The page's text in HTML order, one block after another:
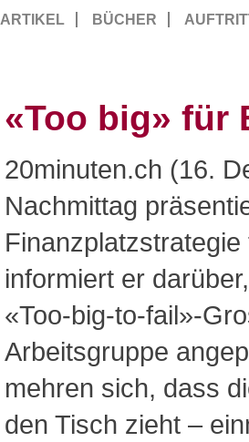
ARTIKEL BÜCHER
«Too big» für
20minuten.ch (16.
Nachmittag
informiert er
«Too-big-to-fail»-
Arbeitsgruppe
mehren sich, dass
den Tisch zieht –